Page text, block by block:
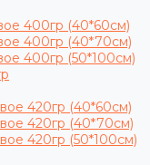
400гр (40*60см)
400гр (40*70см)
400гр (50*100см)
420гр (40*60см)
420гр (40*70см)
420гр (50*100см)